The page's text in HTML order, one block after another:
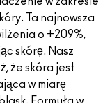
Ta najnowsza
o +209%,
skórę. Nasz
że skóra jest
w miarę